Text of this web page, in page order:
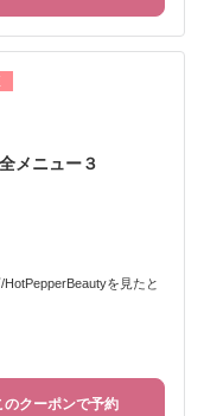
メニュー３
を見たと
のクーポンで予約